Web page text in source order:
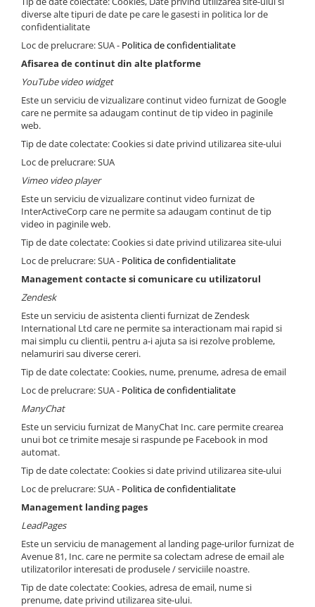
diverse alte tipuri de date pe care le gasesti in politica lor de
confidentialitate
Loc de prelucrare: SUA - Politica de confidentialitate
Afisarea de continut din alte platforme
YouTube video widget
Este un serviciu de vizualizare continut video furnizat de Google
care ne permite sa adaugam continut de tip video in paginile
web.
Tip de date colectate: Cookies si date privind utilizarea site-ului
Loc de prelucrare: SUA
Vimeo video player
Este un serviciu de vizualizare continut video furnizat de
InterActiveCorp care ne permite sa adaugam continut de tip
video in paginile web.
Tip de date colectate: Cookies si date privind utilizarea site-ului
Loc de prelucrare: SUA - Politica de confidentialitate
Management contacte si comunicare cu utilizatorul
Zendesk
Este un serviciu de asistenta clienti furnizat de Zendesk
International Ltd care ne permite sa interactionam mai rapid si
mai simplu cu clientii, pentru a-i ajuta sa isi rezolve probleme,
nelamuriri sau diverse cereri.
Tip de date colectate: Cookies, nume, prenume, adresa de email
Loc de prelucrare: SUA - Politica de confidentialitate
ManyChat
Este un serviciu furnizat de ManyChat Inc. care permite crearea
unui bot ce trimite mesaje si raspunde pe Facebook in mod
automat.
Tip de date colectate: Cookies si date privind utilizarea site-ului
Loc de prelucrare: SUA - Politica de confidentialitate
Management landing pages
LeadPages
Este un serviciu de management al landing page-urilor furnizat de
Avenue 81, Inc. care ne permite sa colectam adrese de email ale
utilizatorilor interesati de produsele / serviciile noastre.
Tip de date colectate: Cookies, adresa de email, nume si
prenume, date privind utilizarea site-ului.